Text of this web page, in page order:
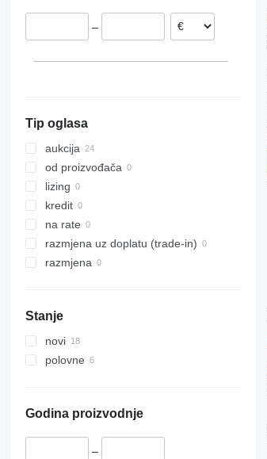
312
318
319
320
321
322
323
324
325
330
336
340
350
435S
8018
8025
8026
8030
8035
CT
JS
JZ
TM
VMT
Vibromax
3369
Pecolift
R-series
Toucan
SD
XR
–
Tip oglasa
aukcija
od proizvođača
lizing
kredit
na rate
razmjena uz doplatu (trade-in)
razmjena
Stanje
novi
polovne
Godina proizvodnje
–